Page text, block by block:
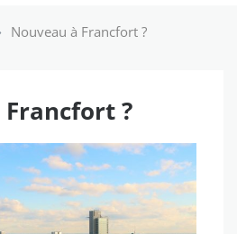
Nouveau à Francfort ?
?